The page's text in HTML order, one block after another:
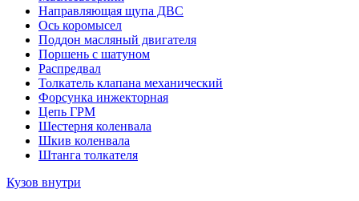
Направляющая щупа ДВС
Ось коромысел
Поддон масляный двигателя
Поршень с шатуном
Распредвал
Толкатель клапана механический
Форсунка инжекторная
Цепь ГРМ
Шестерня коленвала
Шкив коленвала
Штанга толкателя
Кузов внутри